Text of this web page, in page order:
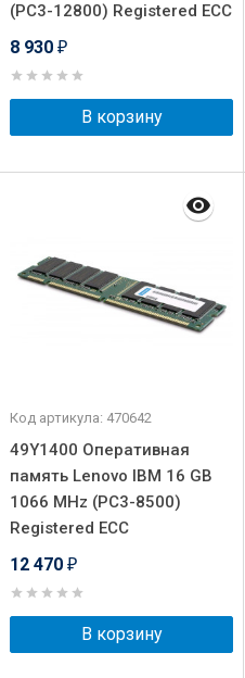
(PC3-12800) Registered ECC
8 930 ₽
В корзину
Код артикула: 470642
49Y1400 Оперативная
память Lenovo IBM 16 GB
1066 MHz (PC3-8500)
Registered ECC
12 470 ₽
В корзину